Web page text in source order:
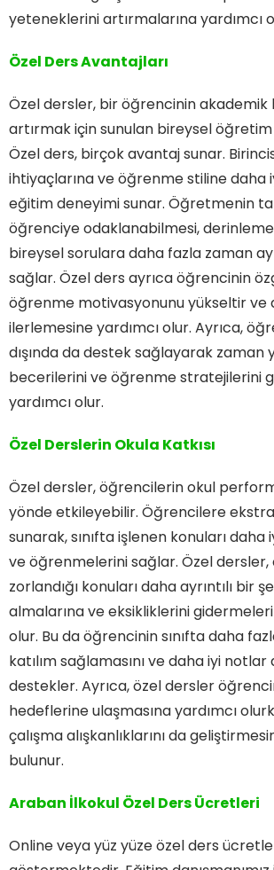
yeteneklerini artırmalarına yardımcı
Özel Ders Avantajları
Özel dersler, bir öğrencinin akademik
artırmak için sunulan bireysel öğretim
Özel ders, birçok avantaj sunar.
ihtiyaçlarına ve öğrenme stiline daha
eğitim deneyimi sunar. Öğretmenin
öğrenciye odaklanabilmesi,
bireysel sorulara daha fazla zaman
sağlar. Özel ders ayrıca öğrencinin
öğrenme motivasyonunu yükseltir ve
ilerlemesine yardımcı olur. Ayrıca,
dışında da destek sağlayarak zaman
becerilerini ve öğrenme stratejilerini
yardımcı olur.
Özel Derslerin Okula Katkısı
Özel dersler, öğrencilerin okul
yönde etkileyebilir. Öğrencilere
sunarak, sınıfta işlenen konuları daha
ve öğrenmelerini sağlar. Özel
zorlandığı konuları daha ayrıntılı bir
almalarına ve eksikliklerini
olur. Bu da öğrencinin sınıfta daha
katılım sağlamasını ve daha iyi notlar
destekler. Ayrıca, özel dersler
hedeflerine ulaşmasına yardımcı
çalışma alışkanlıklarını da
bulunur.
Araban İlkokul Özel Ders Ücretleri
Online veya yüz yüze özel ders